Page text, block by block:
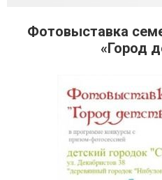
Фотовыставка
«Город